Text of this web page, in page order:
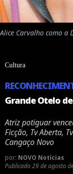
Alice Carvalho como a
Cultura
Grande Otelo
Atriz potiguar
Ficção, Tv Aberta,
Cangaço Novo
por: NOVO Notícias
Publicado 29 de agosto